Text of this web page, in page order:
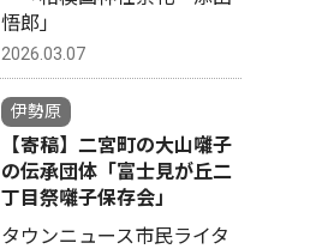
悟郎」
2026.03.07
伊勢原
【寄稿】二宮町の大山囃子
の伝承団体「富士見が丘二
丁目祭囃子保存会」
タウンニュース市民ライタ